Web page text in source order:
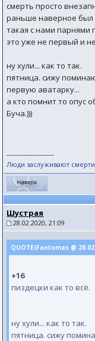
смерть просто
раньше наверное был
такая с нами парнями
это уже не первый и
ну хули... как то так.
пятница. сижу
первую аватарку...
а кто помнит то опус
Буча.)))
--------------------
Люди заслуживают
Шустрая
28.02.2020, 21:09
QUOTE(Fantomas @
+16
пиздецки как то всё.
ну хули... как то так.
пятница. сижу